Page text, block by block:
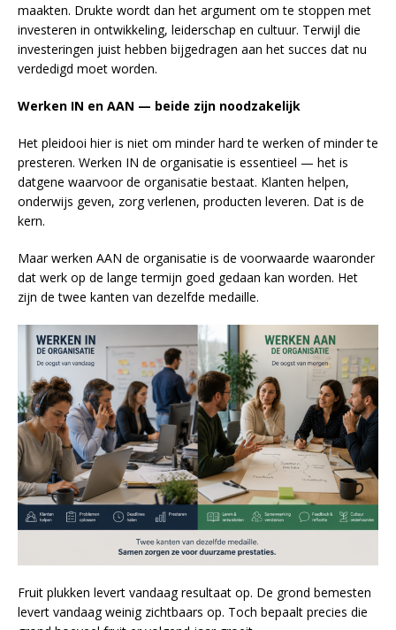
maakten. Drukte wordt dan het argument om te stoppen met
investeren in ontwikkeling, leiderschap en cultuur. Terwijl die
investeringen juist hebben bijgedragen aan het succes dat nu
verdedigd moet worden.
Werken IN en AAN — beide zijn noodzakelijk
Het pleidooi hier is niet om minder hard te werken of minder te
presteren. Werken IN de organisatie is essentieel — het is
datgene waarvoor de organisatie bestaat. Klanten helpen,
onderwijs geven, zorg verlenen, producten leveren. Dat is de
kern.
Maar werken AAN de organisatie is de voorwaarde waaronder
dat werk op de lange termijn goed gedaan kan worden. Het
zijn de twee kanten van dezelfde medaille.
Fruit plukken levert vandaag resultaat op. De grond bemesten
levert vandaag weinig zichtbaars op. Toch bepaalt precies die